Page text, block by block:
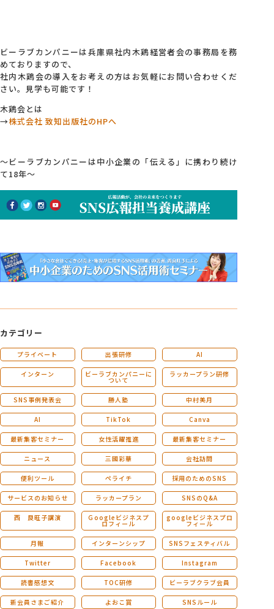
ビーラブカンパニーは兵庫県社内木鶏経営者会の事務局を務
めておりますので、
社内木鶏会の導入をお考えの方はお気軽にお問い合わせくだ
さい。見学も可能です！
木鶏会とは
→株式会社 致知出版社のHPへ
～ビーラブカンパニーは中小企業の「伝える」に携わり続け
て18年～
カテゴリー
プライベート 出張研修 AI
インターン ビーラブカンパニーに
ついて
ラッカープラン研修
SNS事例発表会 勝人塾 中村美月
AI TikTok Canva
最新集客セミナー 女性活躍推進 最新集客セミナー
ニュース 三國彩華 会社訪問
便利ツール ペライチ 採用のためのSNS
サービスのお知らせ ラッカープラン SNSのQ&A
西 良旺子講演 Ｇoogleビジネスプ
ロフィール
googleビジネスプロ
フィール
月報 インターンシップ SNSフェスティバル
Twitter Facebook Instagram
読書感想文 TOC研修 ビーラブクラブ会員
新会員さまご紹介 よおこ賞 SNSルール